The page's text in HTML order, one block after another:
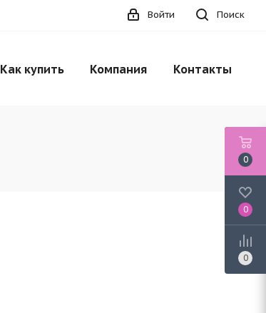
Поиск
Войти
Как купить Компания Контакты
0
0
0